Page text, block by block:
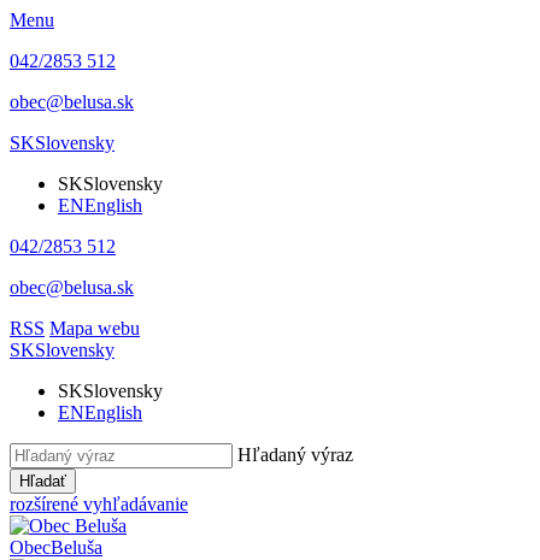
Menu
042/2853 512
obec@belusa.sk
SKSlovensky
SKSlovensky
ENEnglish
042/2853 512
obec@belusa.sk
RSS Mapa webu
SKSlovensky
SKSlovensky
ENEnglish
Hľadaný výraz
Hľadať
rozšírené vyhľadávanie
ObecBeluša